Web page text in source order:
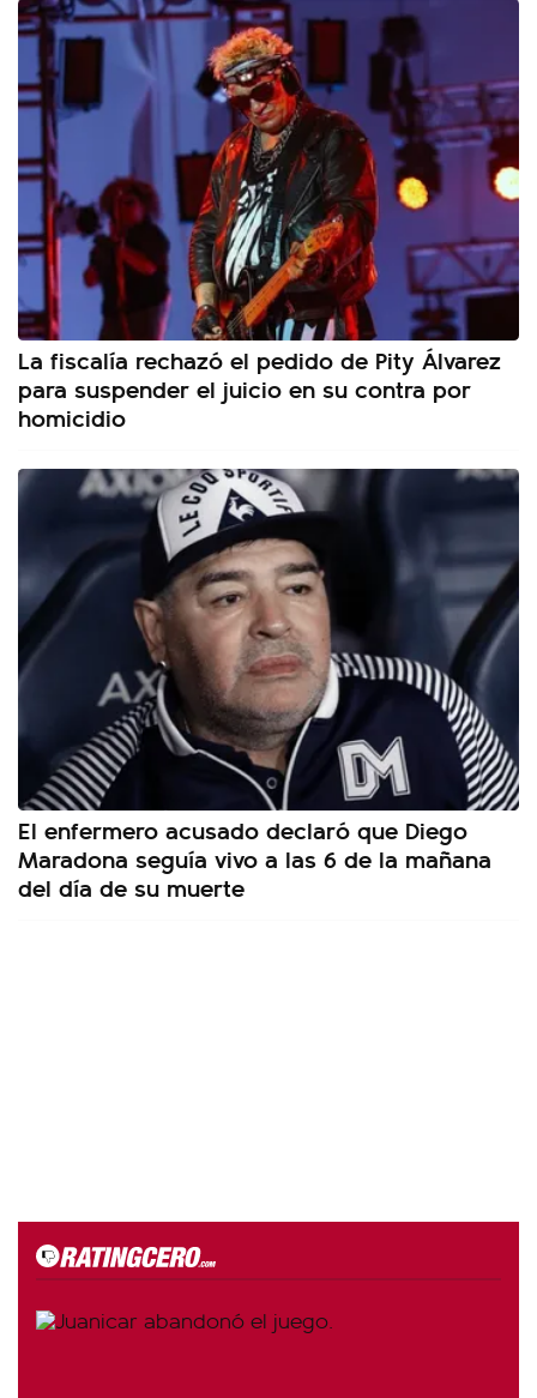
La fiscalía rechazó el pedido de Pity Álvarez
para suspender el juicio en su contra por
homicidio
El enfermero acusado declaró que Diego
Maradona seguía vivo a las 6 de la mañana
del día de su muerte